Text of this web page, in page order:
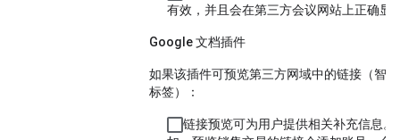
有效，并且会在第三方会议网站上正确显
Google 文档插件
如果该插件可预览第三方网域中的链接（智
标签）：
链接预览可为用户提供相关补充信息。